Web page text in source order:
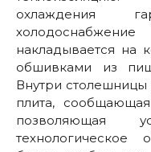
охлаждения
накладывается на
обшивками из
Внутри
плита,
позволяющая
технологическое